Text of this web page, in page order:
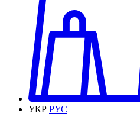
УКР РУС